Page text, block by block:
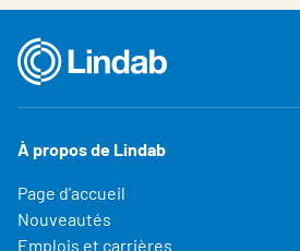
À propos de Lindab
Page d'accueil
Nouveautés
Emplois et carrières